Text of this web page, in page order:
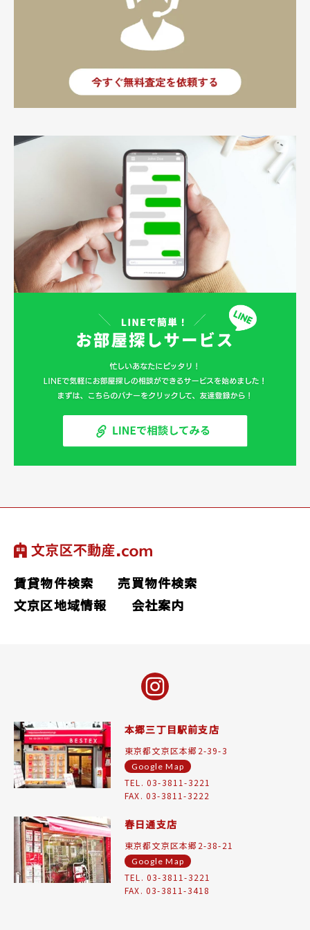
賃貸物件検索
売買物件検索
文京区地域情報
会社案内
本郷三丁目駅前支店
東京都文京区本郷2-39-3
Google Map
TEL. 03-3811-3221
FAX. 03-3811-3222
春日通支店
東京都文京区本郷2-38-21
Google Map
TEL. 03-3811-3221
FAX. 03-3811-3418